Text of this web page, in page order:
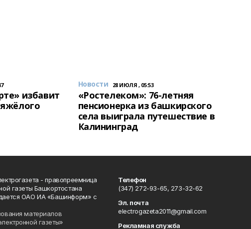
избавит
Новости 28 ИЮЛЯ , 05:53
«Ростелеком»: 76-летняя
пенсионерка из башкирского
села выиграла путешествие в
Калининград
- правопреемница
газеты Башкортостана
ОАО ИА «Башинформ» с
материалов
газеты»
Телефон
(347) 272-93-65, 273-32-62
Эл. почта
electrogazeta2011@gmail.com
Рекламная служба